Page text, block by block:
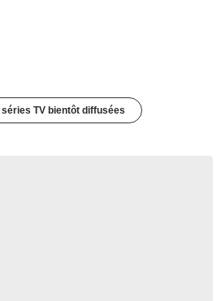
séries TV bientôt diffusées